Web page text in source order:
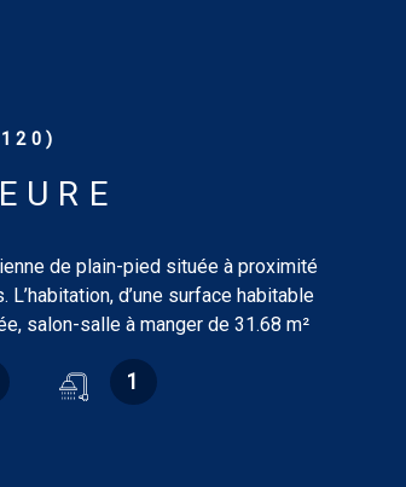
de plain-pied située à proximité
d’une surface habitable
salon-salle à manger de 31.68 m²
m², 14.41 m² et 10.85 m²), salle de
m² avec lavabo, bureau de 5.09 m²,
avec lave-mains. Grenier sur le tout.
pièce, ancien four à pain, cave
1